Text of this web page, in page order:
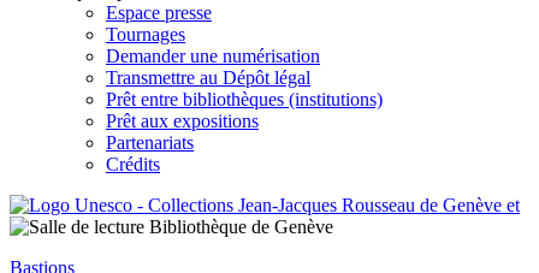
Espace presse
Tournages
Demander une numérisation
Transmettre au Dépôt légal
Prêt entre bibliothèques (institutions)
Prêt aux expositions
Partenariats
Crédits
Bastions